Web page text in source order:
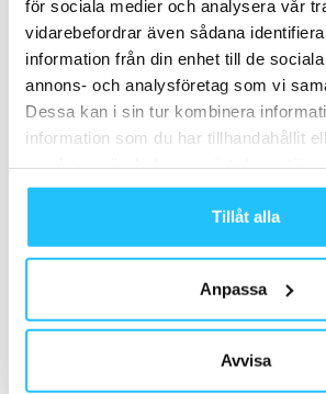
för sociala medier och analysera vår
vidarebefordrar även sådana
information från din enhet till de
annons- och analysföretag som vi
Dessa kan i sin tur kombinera
information som du har tillhandahållit
Tillåt alla
Anpassa
Avvisa
MEST POPULÄRA
E-handeln öppnade
2024-02-23
Strava stämmer
2025-10-09
Studie: Kombinationen
träningsmotivation